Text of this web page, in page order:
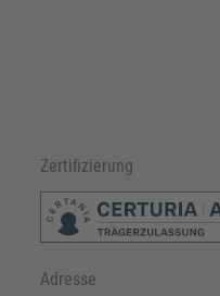
Zertifizierung
Adresse